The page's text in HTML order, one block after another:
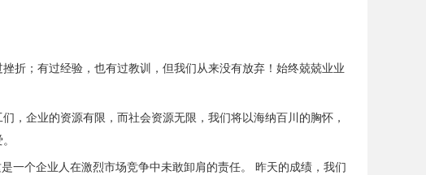
折；有过经验，也有过教训，但我们从来没有放弃！始终兢兢业业
，企业的资源有限，而社会资源无限，我们将以海纳百川的胸怀，
一个企业人在激烈市场竞争中未敢卸肩的责任。 昨天的成绩，我们